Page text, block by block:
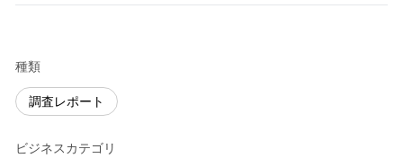
種類
調査レポート
ビジネスカテゴリ